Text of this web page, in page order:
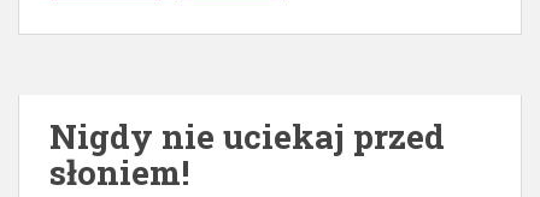
Nigdy nie uciekaj przed
słoniem!